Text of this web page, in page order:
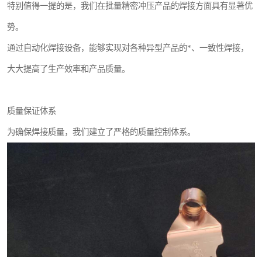
特别值得一提的是，我们在批量精密冲压产品的焊接方面具有显著优
势。
通过自动化焊接设备，能够实现对各种异型产品的*、一致性焊接，
大大提高了生产效率和产品质量。
质量保证体系
为确保焊接质量，我们建立了严格的质量控制体系。